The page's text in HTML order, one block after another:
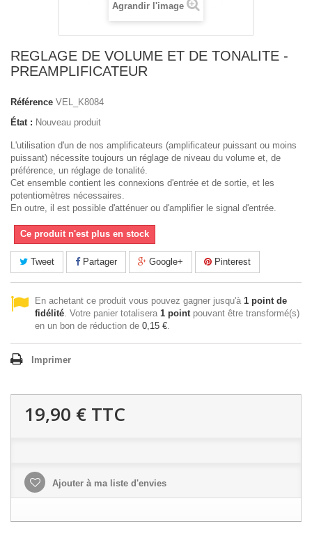
Agrandir l'image
REGLAGE DE VOLUME ET DE TONALITE -
PREAMPLIFICATEUR
Référence VEL_K8084
État : Nouveau produit
L'utilisation d'un de nos amplificateurs (amplificateur puissant ou moins
puissant) nécessite toujours un réglage de niveau du volume et, de
préférence, un réglage de tonalité.
Cet ensemble contient les connexions d'entrée et de sortie, et les
potentiomètres nécessaires.
En outre, il est possible d'atténuer ou d'amplifier le signal d'entrée.
Ce produit n'est plus en stock
Tweet Partager Google+ Pinterest
En achetant ce produit vous pouvez gagner jusqu'à 1 point de
fidélité. Votre panier totalisera 1 pointpouvant être transformé(s)
en un bon de réduction de 0,15 €.
Imprimer
19,90 € TTC
Ajouter à ma liste d'envies